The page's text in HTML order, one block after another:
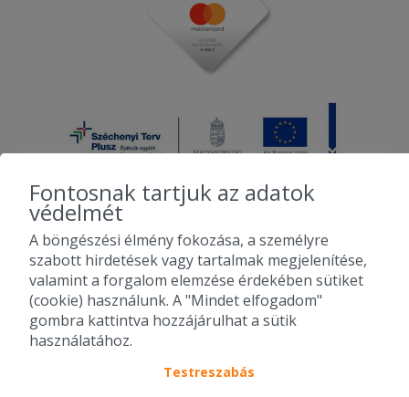
2010-2026 Copyright - Falatozz.hu - Diston-line Kft.
Pizza, gyros, hamburger, menük kedvező áron, egy helyen az összes
étterem ajánlata.
Fontosnak tartjuk az adatok
védelmét
A böngészési élmény fokozása, a személyre
szabott hirdetések vagy tartalmak megjelenítése,
valamint a forgalom elemzése érdekében sütiket
(cookie) használunk. A "Mindet elfogadom"
gombra kattintva hozzájárulhat a sütik
használatához.
Testreszabás